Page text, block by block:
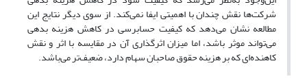
شرکت‌ها نقش چندان با اهمیتی ایفا نمی‌کند. از سوی دیگر نتایج این
مطالعه نشان می‌دهد که کیفیت حسابرسی در کاهش هزینه بدهی
می‌تواند موثر باشد، اما میزان اثرگذاری آن در مقایسه با اثر و نقش
کاهنده‌ای که بر هزینه حقوق صاحبان سهام دارد، ضعیف‌تر می‌باشد.